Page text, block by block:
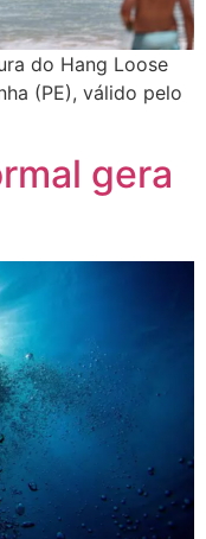
do Hang Loose
(PE), válido pelo
gera